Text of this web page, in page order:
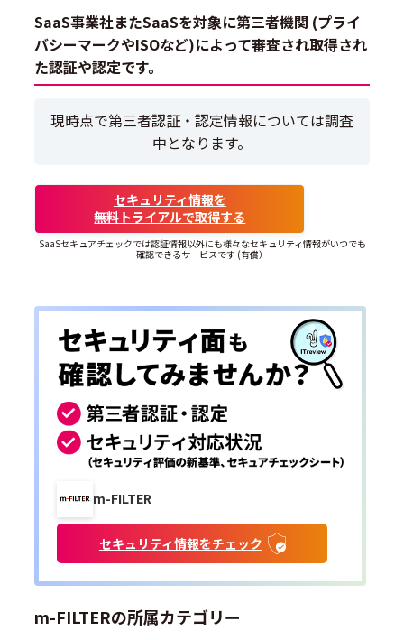
SaaS事業社またSaaSを対象に第三者機関 (プライ
バシーマークやISOなど)によって審査され取得され
た認証や認定です。
現時点で第三者認証・認定情報については調査
中となります。
セキュリティ情報を
無料トライアルで取得する
SaaSセキュアチェックでは認証情報以外にも様々なセキュリティ情報がいつでも
確認できるサービスです (有償）
m-FILTER
セキュリティ情報をチェック
m-FILTERの所属カテゴリー